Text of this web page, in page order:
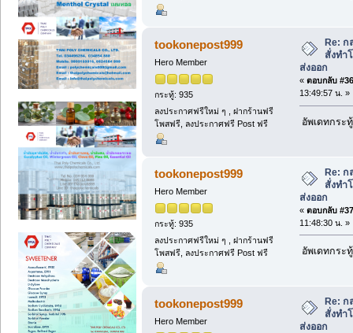
tookonepost999
Hero Member
กระทู้: 935
ลงประกาศฟรีใหม่ ๆ , ฝากร้านฟรี
โพสฟรี, ลงประกาศฟรี Post ฟรี
Re:
สั่งทำ
ส่งออก
« ตอบกลับ
13:49:57 น. »
อัพเดทกระทู้
tookonepost999
Hero Member
กระทู้: 935
ลงประกาศฟรีใหม่ ๆ , ฝากร้านฟรี
โพสฟรี, ลงประกาศฟรี Post ฟรี
Re: ก
สั่งทำ
ส่งออก
« ตอบกลับ
11:48:30 น. »
อัพเดทกระทู้
tookonepost999
Hero Member
Re: ก
สั่งทำ
ส่งออก